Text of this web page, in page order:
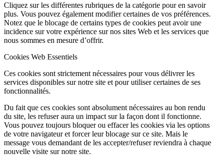
Cliquez sur les différentes rubriques de la catégorie pour en savoir
plus. Vous pouvez également modifier certaines de vos préférences.
Notez que le blocage de certains types de cookies peut avoir une
incidence sur votre expérience sur nos sites Web et les services que
nous sommes en mesure d’offrir.
Cookies Web Essentiels
Ces cookies sont strictement nécessaires pour vous délivrer les
services disponibles sur notre site et pour utiliser certaines de ses
fonctionnalités.
Du fait que ces cookies sont absolument nécessaires au bon rendu
du site, les refuser aura un impact sur la façon dont il fonctionne.
Vous pouvez toujours bloquer ou effacer les cookies via les options
de votre navigateur et forcer leur blocage sur ce site. Mais le
message vous demandant de les accepter/refuser reviendra à chaque
nouvelle visite sur notre site.